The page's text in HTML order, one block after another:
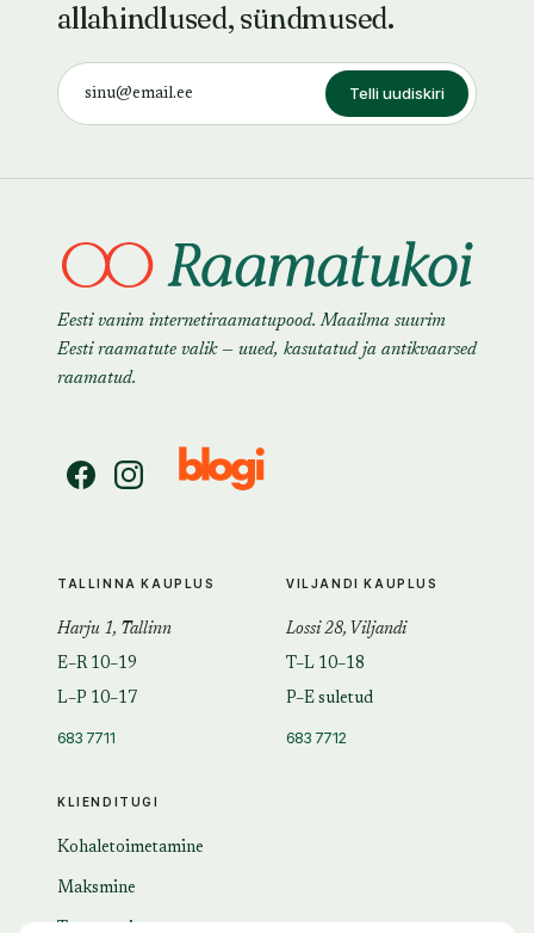
allahindlused, sündmused.
Telli uudiskiri
Eesti vanim internetiraamatupood. Maailma suurim
Eesti raamatute valik — uued, kasutatud ja antikvaarsed
raamatud.
KLIENDITUGI
Kohaletoimetamine
Maksmine
TALLINNA KAUPLUS
Harju 1, Tallinn
E–R 10–19
L–P 10–17
683 7711
VILJANDI KAUPLUS
Lossi 28, Viljandi
T–L 10–18
P–E suletud
683 7712